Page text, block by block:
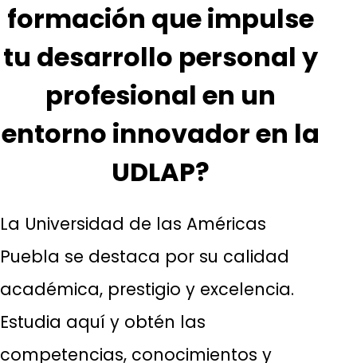
formación que impulse
tu desarrollo personal y
profesional en un
entorno innovador en la
UDLAP?
La Universidad de las Américas
Puebla se destaca por su calidad
académica, prestigio y excelencia.
Estudia aquí y obtén las
competencias, conocimientos y